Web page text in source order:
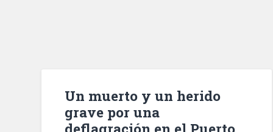
Un muerto y un herido
grave por una
deflagración en el Puerto